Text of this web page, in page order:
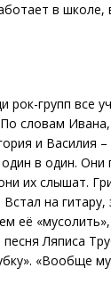
в
рок-групп все
словам
и
в один.
их слышат.
на
её
Ляписа
«Вообще